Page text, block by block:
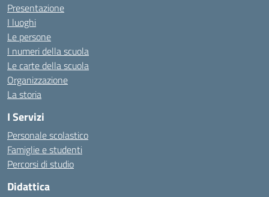
Presentazione
I luoghi
Le persone
I numeri della scuola
Le carte della scuola
Organizzazione
La storia
I Servizi
Personale scolastico
Famiglie e studenti
Percorsi di studio
Didattica